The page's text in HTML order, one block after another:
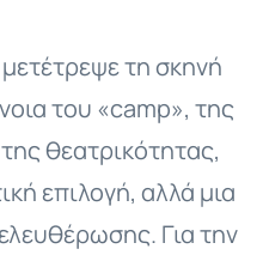
τη σκηνή
του «camp», της
θεατρικότητας,
επιλογή, αλλά μια
Για την